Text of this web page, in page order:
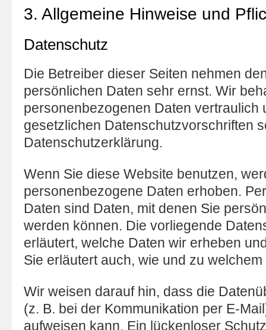
3. Allgemeine Hinweise und
Datenschutz
Die Betreiber dieser Seiten nehmen
persönlichen Daten sehr ernst. Wir
personenbezogenen Daten vertraulich
gesetzlichen Datenschutzvorschriften
Datenschutzerklärung.
Wenn Sie diese Website benutzen,
personenbezogene Daten erhoben.
Daten sind Daten, mit denen Sie
werden können. Die vorliegende
erläutert, welche Daten wir erheben
Sie erläutert auch, wie und zu
Wir weisen darauf hin, dass die
(z. B. bei der Kommunikation per E-
aufweisen kann. Ein lückenloser